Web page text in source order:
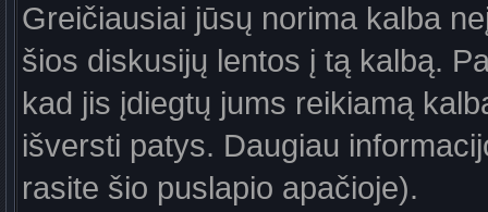
Greičiausiai jūsų norima kalba
šios diskusijų lentos į tą kalbą.
kad jis įdiegtų jums reikiamą
išversti patys. Daugiau
rasite šio puslapio apačioje).